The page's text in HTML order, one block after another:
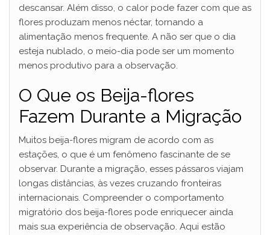
descansar. Além disso, o calor pode fazer com que as
flores produzam menos néctar, tornando a
alimentação menos frequente. A não ser que o dia
esteja nublado, o meio-dia pode ser um momento
menos produtivo para a observação.
O Que os Beija-flores
Fazem Durante a Migração
Muitos beija-flores migram de acordo com as
estações, o que é um fenômeno fascinante de se
observar. Durante a migração, esses pássaros viajam
longas distâncias, às vezes cruzando fronteiras
internacionais. Compreender o comportamento
migratório dos beija-flores pode enriquecer ainda
mais sua experiência de observação. Aqui estão